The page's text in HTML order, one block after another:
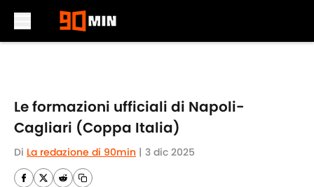
Le formazioni ufficiali di Napoli-
Cagliari (Coppa Italia)
Di La redazione di 90min | 3 dic 2025